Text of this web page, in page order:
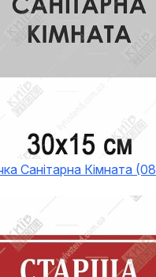
Санітарна Кімната